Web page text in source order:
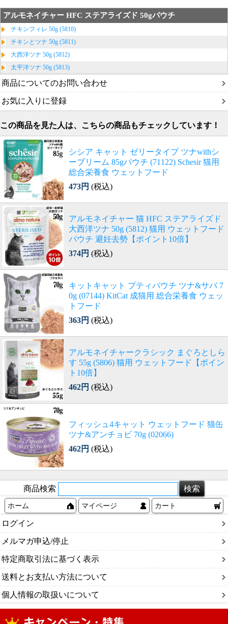
アルモネイチャー HFC ステアライズド 50gパウチ
チキンフィレ 50g (5810)
チキンとツナ 50g (5811)
大西洋ツナ 50g (5812)
太平洋ツナ 50g (5813)
商品についてのお問い合わせ
お気に入りに登録
この商品を見た人は、こちらの商品もチェックしています！
シシア キャット ゼリータイプ ツナwithシ
ーブリーム 85gパウチ (71122) Schesir 猫用
総合栄養食 ウェットフード
473円 (税込)
アルモネイチャー 猫 HFC ステアライズド
大西洋ツナ 50g (5812) 猫用 ウェットフード
パウチ 避妊去勢【ポイント10倍】
374円 (税込)
キットキャット プティパウチ ツナ&サバ 7
0g (07144) KitCat 成猫用 総合栄養食 ウェッ
トフード
363円 (税込)
アルモネイチャークラシック まぐろとしら
す 55g (5806) 猫用 ウェットフード【ポイン
ト10倍】
462円 (税込)
フィッシュ4キャット ウェットフード 猫缶
ツナ&アンチョビ 70g (02066)
462円 (税込)
商品検索
ホーム マイページ カート
ログイン
メルマガ申込/停止
特定商取引法に基づく表示
送料とお支払い方法について
個人情報の取扱いについて